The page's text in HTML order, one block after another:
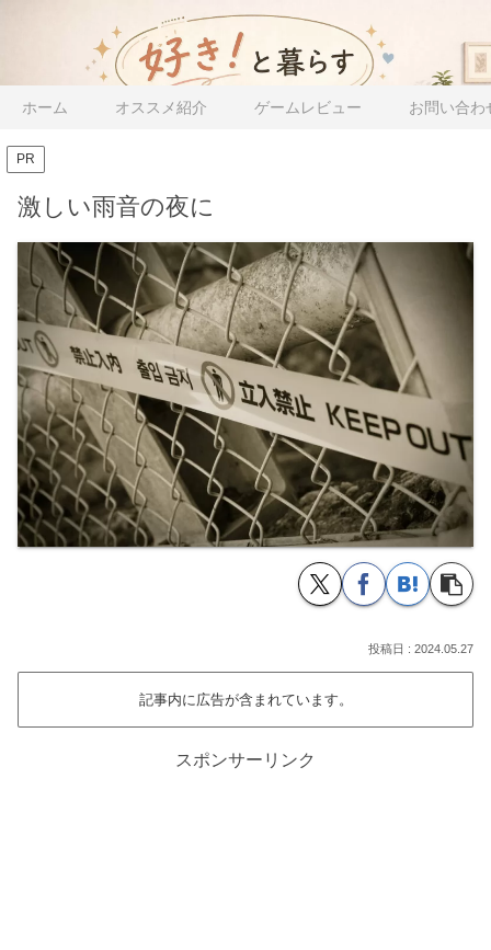
ホーム オススメ紹介 ゲームレビュー お問い合わ
PR
激しい雨音の夜に
2024.05.27
記事内に広告が含まれています。
スポンサーリンク